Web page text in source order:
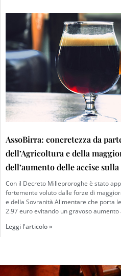
AssoBirra: concretezza da
dell’Agricoltura e della
dell’aumento delle accise
Con il Decreto Milleproroghe è stato
fortemente voluto dalle forze di
e della Sovranità Alimentare che porta
2.97 euro evitando un gravoso aumento
Leggi l'articolo »